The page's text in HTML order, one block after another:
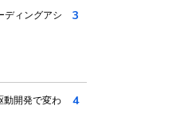
ディングアシ
3
動開発で変わ
4